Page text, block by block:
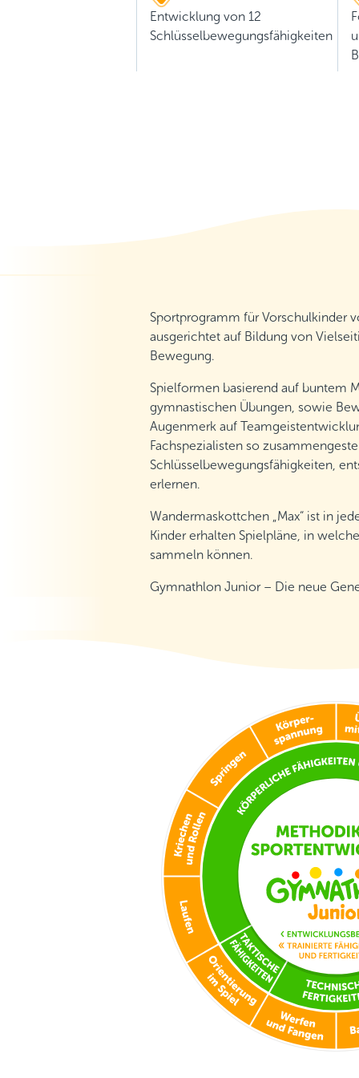
Entwicklung von 12
Schlüsselbewegungsfähigkeiten
Sportprogramm für Vorschulkinder
ausgerichtet auf Bildung von
Bewegung.
Spielformen basierend auf buntem
gymnastischen Übungen, sowie
Augenmerk auf
Fachspezialisten so
Schlüsselbewegungsfähigkeiten,
erlernen.
Wandermaskottchen „Max“ ist in
Kinder erhalten Spielpläne, in
sammeln können.
Gymnathlon Junior – Die neue